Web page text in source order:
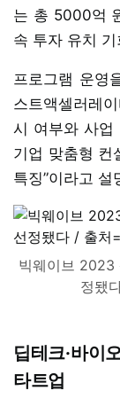
는 총 5000억
속 투자 유치
프로그램 운영
스트액셀러레
시 여부와 사업
기업 맞춤형 컨
특징”이라고 설
빅웨이브 2023
정됐
딥테크·바이
타트업